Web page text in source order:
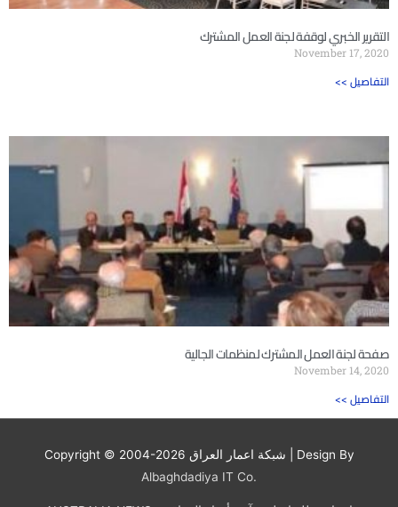
التقرير الخبري لوقفة لجنة العمل المشترك
November 17, 2020
<< التفاصيل
صفحة لجنة العمل المشترك لمنظمات الجالية
November 14, 2020
<< التفاصيل
Copyright © 2004-2026 شبكة اعمار العراق | Design By
Albaghdadiya IT Co.